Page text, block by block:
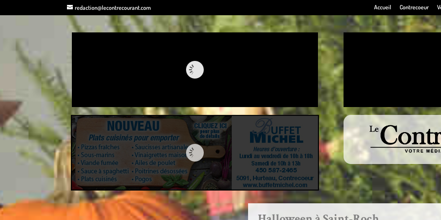
redaction@lecontrecourant.com Accueil Contrecoeur